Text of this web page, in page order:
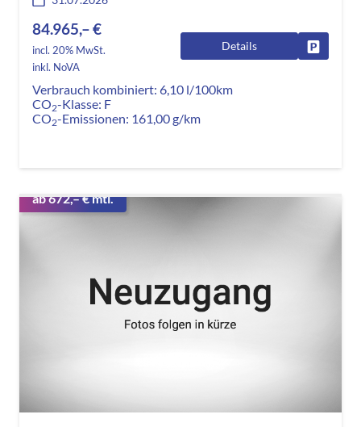
84.965,– €
incl. 20% MwSt.
inkl. NoVA
Details
Verbrauch kombiniert: 6,10 l/100km
CO2-Klasse: F
CO2-Emissionen: 161,00 g/km
ab 672,– € mtl.